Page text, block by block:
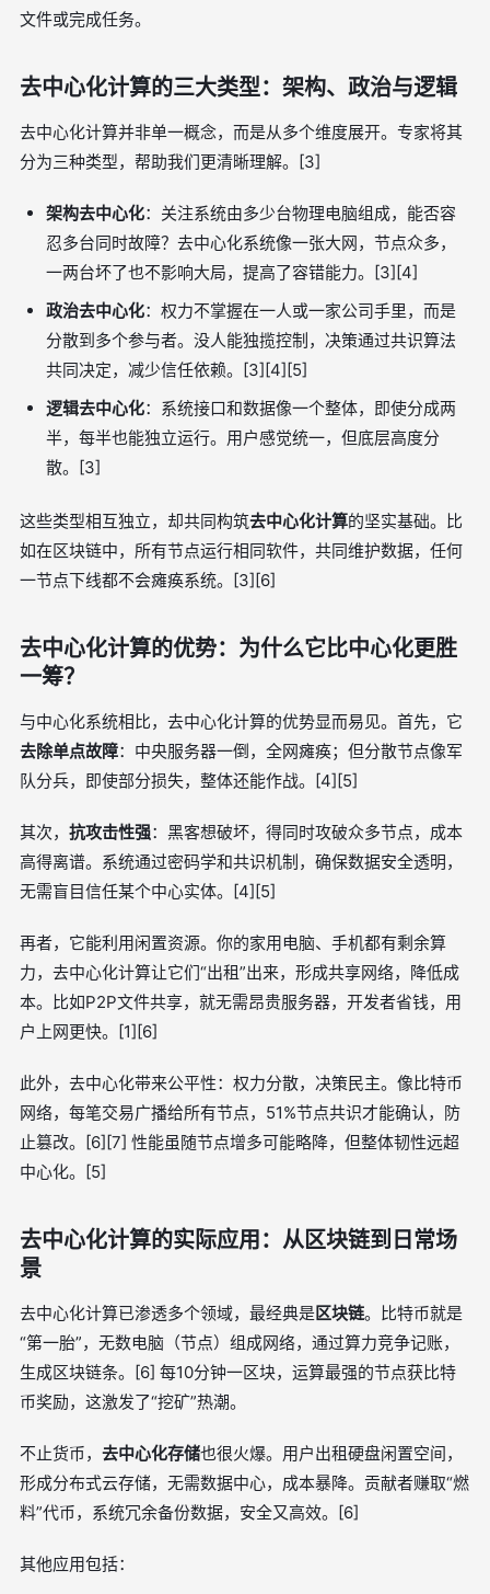
文件或完成任务。
去中心化计算的三大类型：架构、政治与逻辑
去中心化计算并非单一概念，而是从多个维度展开。专家将其
分为三种类型，帮助我们更清晰理解。[3]
架构去中心化：关注系统由多少台物理电脑组成，能否容
忍多台同时故障？去中心化系统像一张大网，节点众多，
一两台坏了也不影响大局，提高了容错能力。[3][4]
政治去中心化：权力不掌握在一人或一家公司手里，而是
分散到多个参与者。没人能独揽控制，决策通过共识算法
共同决定，减少信任依赖。[3][4][5]
逻辑去中心化：系统接口和数据像一个整体，即使分成两
半，每半也能独立运行。用户感觉统一，但底层高度分
散。[3]
这些类型相互独立，却共同构筑去中心化计算的坚实基础。比
如在区块链中，所有节点运行相同软件，共同维护数据，任何
一节点下线都不会瘫痪系统。[3][6]
去中心化计算的优势：为什么它比中心化更胜
一筹？
与中心化系统相比，去中心化计算的优势显而易见。首先，它
去除单点故障：中央服务器一倒，全网瘫痪；但分散节点像军
队分兵，即使部分损失，整体还能作战。[4][5]
其次， 抗攻击性强：黑客想破坏，得同时攻破众多节点，成本
高得离谱。系统通过密码学和共识机制，确保数据安全透明，
无需盲目信任某个中心实体。[4][5]
再者，它能利用闲置资源。你的家用电脑、手机都有剩余算
力，去中心化计算让它们“出租”出来，形成共享网络，降低成
本。比如P2P文件共享，就无需昂贵服务器，开发者省钱，用
户上网更快。[1][6]
此外，去中心化带来公平性：权力分散，决策民主。像比特币
网络，每笔交易广播给所有节点，51%节点共识才能确认，防
止篡改。[6][7] 性能虽随节点增多可能略降，但整体韧性远超
中心化。[5]
去中心化计算的实际应用：从区块链到日常场
景
去中心化计算已渗透多个领域，最经典是区块链。比特币就是
“第一胎”，无数电脑（节点）组成网络，通过算力竞争记账，
生成区块链条。[6] 每10分钟一区块，运算最强的节点获比特
币奖励，这激发了“挖矿”热潮。
不止货币， 去中心化存储也很火爆。用户出租硬盘闲置空间，
形成分布式云存储，无需数据中心，成本暴降。贡献者赚取“燃
料”代币，系统冗余备份数据，安全又高效。[6]
其他应用包括：